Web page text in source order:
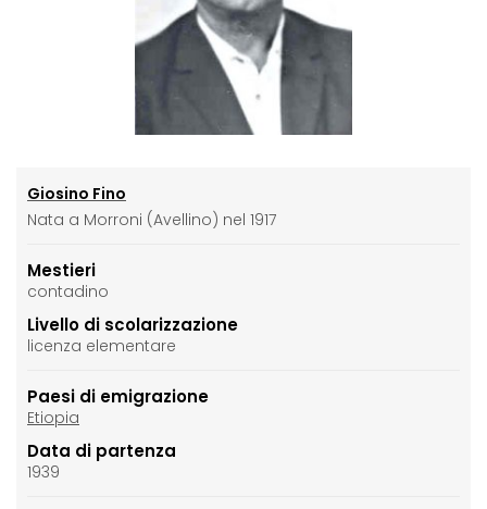
Giosino Fino
Nata a Morroni (Avellino) nel 1917
Mestieri
contadino
Livello di scolarizzazione
licenza elementare
Paesi di emigrazione
Etiopia
Data di partenza
1939